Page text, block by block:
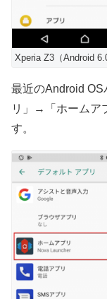
Xperia Z3（Android
最近のAndroid
リ」→「ホームア
す。